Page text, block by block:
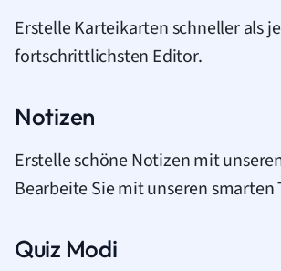
Erstelle Karteikarten schneller als
fortschrittlichsten Editor.
Notizen
Erstelle schöne Notizen mit
Bearbeite Sie mit unseren smarten
Quiz Modi